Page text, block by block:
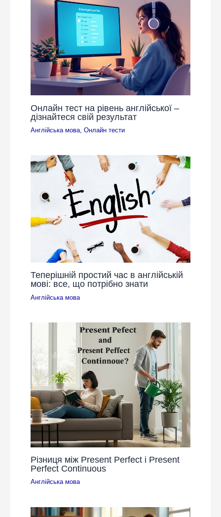
Онлайн тест на рівень англійської –
дізнайтеся свій результат
Англійська мова ,Онлайн тести
Теперішній простий час в англійській
мові: все, що потрібно знати
Англійська мова
Різниця між Present Perfect і Present
Perfect Continuous
Англійська мова